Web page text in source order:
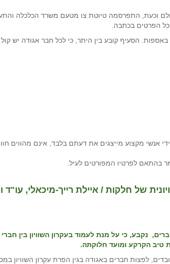
וכעת, התפרסמה טיוטת צו מטעם משרד הכלכלה
כל הפרטים בכתבה.
באספות. הסעיף קובע בין היתר, כי לכל חבר אגודה יש
אנשי מקצוע מייצגים את דעתם בלבד, אינם
בהתאם לפרטיו המפורטים לעיל.
של חלקות / איילת רייך-מיכאלי, עו"ד
נקבע, כי על מנת לעמוד בעקרון השוויון בין חברי
טיב הקרקע ומועד חלוקתה.
לפצות חברים באגודה בגין הפרת עקרון השוויון